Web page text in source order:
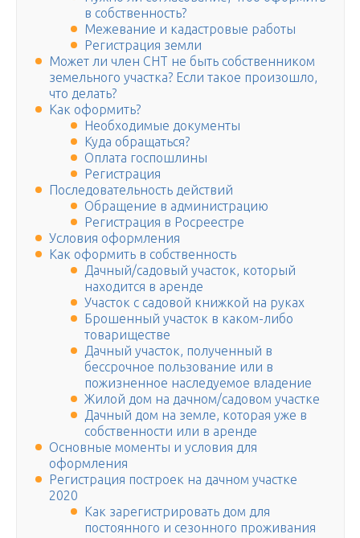
в собственность?
Межевание и кадастровые работы
Регистрация земли
Может ли член СНТ не быть собственником
земельного участка? Если такое произошло,
что делать?
Как оформить?
Необходимые документы
Куда обращаться?
Оплата госпошлины
Регистрация
Последовательность действий
Обращение в администрацию
Регистрация в Росреестре
Условия оформления
Как оформить в собственность
Дачный/садовый участок, который
находится в аренде
Участок с садовой книжкой на руках
Брошенный участок в каком-либо
товариществе
Дачный участок, полученный в
бессрочное пользование или в
пожизненное наследуемое владение
Жилой дом на дачном/садовом участке
Дачный дом на земле, которая уже в
собственности или в аренде
Основные моменты и условия для
оформления
Регистрация построек на дачном участке
2020
Как зарегистрировать дом для
постоянного и сезонного проживания